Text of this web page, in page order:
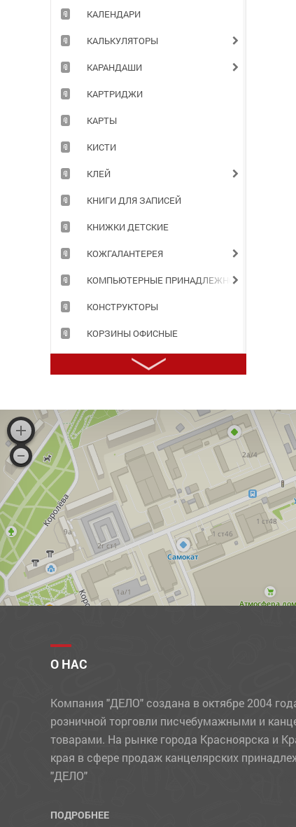
КАЛЕНДАРИ
КАЛЬКУЛЯТОРЫ
КАРАНДАШИ
КАРТРИДЖИ
КАРТЫ
КИСТИ
КЛЕЙ
КНИГИ ДЛЯ ЗАПИСЕЙ
КНИЖКИ ДЕТСКИЕ
КОЖГАЛАНТЕРЕЯ
КОМПЬЮТЕРНЫЕ ПРИНАДЛЕЖНОСТИ
КОНСТРУКТОРЫ
КОРЗИНЫ ОФИСНЫЕ
КОРОБА АРХИВНЫЕ
КРАСКИ ДЛЯ ТВОРЧЕСТВА
ЛАМИНАТОРЫ И РАСХОДНЫЕ МАТЕРИАЛЫ
ЛАСТИКИ
МАРКЕРЫ, ТЕКСТОВЫДЕЛИТЕЛИ
МЕЛКИ
МЕЛКИЕ КАНЦЕЛЯРСКИЕ ПРИНАДЛЕЖНОСТИ
НАБОРЫ ДЕТСКИЕ
НАБОРЫ ОФИСНЫЕ
НОЖНИЦЫ
ОБЛОЖКИ
ОТКРЫТКИ
ПАПКИ
О НАС
Компания "ДЕЛО" создана в октябре 2004
розничной торговли писчебумажными и
товарами. На рынке города Красноярска и
края в сфере продаж канцелярских
"ДЕЛО"
ПОДРОБНЕЕ